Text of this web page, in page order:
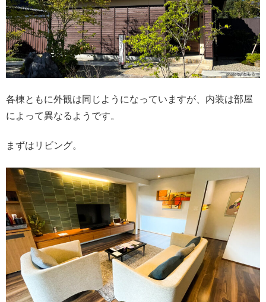
各棟ともに外観は同じようになっていますが、内装は部屋
によって異なるようです。
まずはリビング。